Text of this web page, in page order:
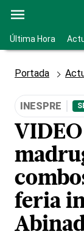
Última Hora
Portada
INESPRE
feria